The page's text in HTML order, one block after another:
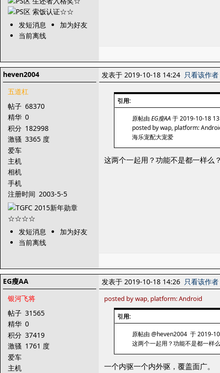
发短消息
加为好友
当前离线
heven2004
五道杠
帖子 68370
精华 0
积分 182998
激骚 3365 度
爱车
主机
相机
手机
注册时间 2003-5-5
发短消息
加为好友
当前离线
发表于 2019-10-18 14:24 只看该作者
引用:
原帖由 EG瘦AA于 2019-10-18
posted by wap, platform:
海乐宠配大宠爱
这两个一起用？功能不是都一样么
EG瘦AA
银河飞将
帖子 31565
精华 0
积分 37419
激骚 1761 度
爱车
主机
发表于 2019-10-18 14:26 只看该作者
posted by wap, platform: Android
引用:
原帖由 @heven2004 于 2019-
这两个一起用？功能不是都一样
一个内驱一个内外驱，覆盖面广。